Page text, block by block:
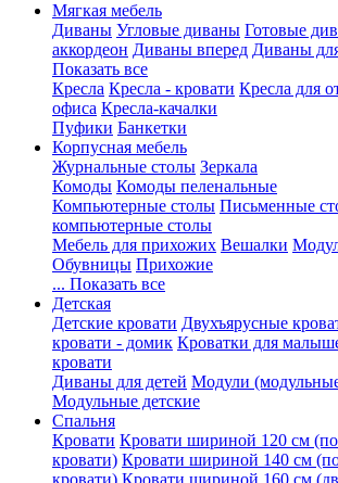
Мягкая мебель
Диваны Угловые диваны Готовые
аккордеон Диваны вперед Диваны
Показать все
Кресла Кресла - кровати Кресла для
офиса Кресла-качалки
Пуфики Банкетки
Корпусная мебель
Журнальные столы Зеркала
Комоды Комоды пеленальные
Компьютерные столы Письменные
компьютерные столы
Мебель для прихожих Вешалки
Обувницы Прихожие
... Показать все
Детская
Детские кровати Двухъярусные
кровати - домик Кроватки для
кровати
Диваны для детей Модули
Модульные детские
Спальня
Кровати Кровати шириной 120 см
кровати) Кровати шириной 140 см
кровати) Кровати шириной 160 см